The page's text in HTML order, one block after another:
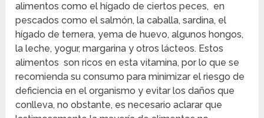
alimentos como el hígado de ciertos peces, en
pescados como el salmón, la caballa, sardina, el
hígado de ternera, yema de huevo, algunos hongos,
la leche, yogur, margarina y otros lácteos. Estos
alimentos son ricos en esta vitamina, por lo que se
recomienda su consumo para minimizar el riesgo de
deficiencia en el organismo y evitar los daños que
conlleva, no obstante, es necesario aclarar que